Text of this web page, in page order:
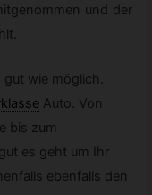
und der
gut wie möglich.
Auto. Von
bis zum
es geht um Ihr
ebenfalls den